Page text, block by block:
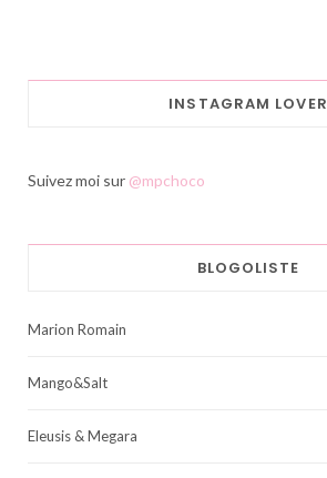
INSTAGRAM LOVER
Suivez moi sur @mpchoco
BLOGOLISTE
Marion Romain
Mango&Salt
Eleusis & Megara